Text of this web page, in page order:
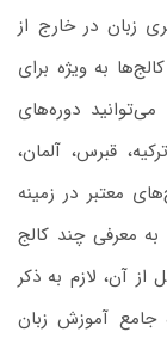
زبان در خارج از
به ویژه برای
دوره‌های
قبرس، آلمان،
معتبر در زمینه
به معرفی چند کالج
آن، لازم به ذکر
جامع آموزش زبان